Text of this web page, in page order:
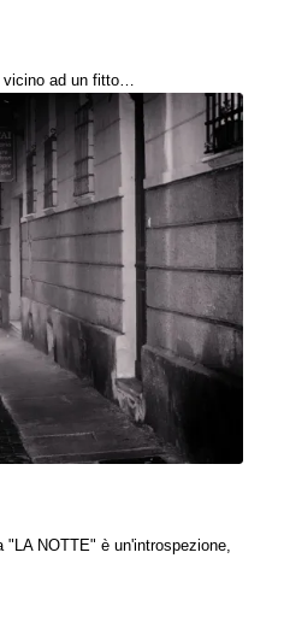
vicino ad un fitto…
NOTTE" è un'introspezione,